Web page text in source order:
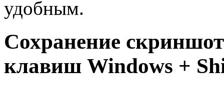
удобным.
Сохранение
клавиш Windows +